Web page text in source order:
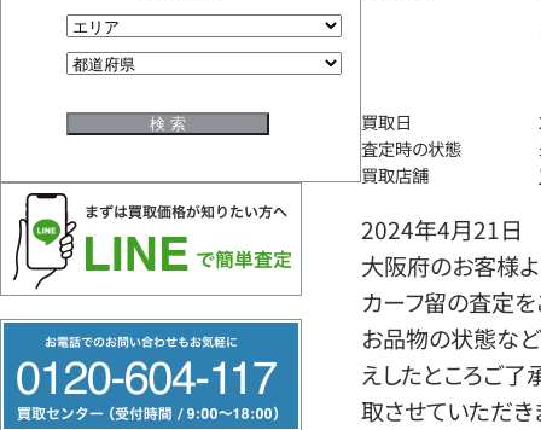
リ
ー
買取日
査定時の状態
買取店舗
2024年4月21日
大阪府のお客様
カーフ留の査定
お品物の状態など
えしたところご
取させていただき